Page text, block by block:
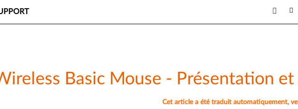
Basic Mouse - Présentation
Cet article a été traduit automatiquement,